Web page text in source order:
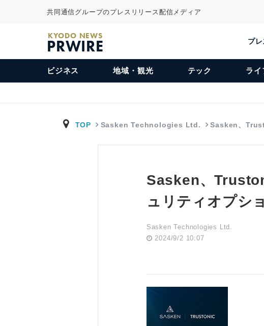
共同通信グループのプレスリリース配信メディア
KYODO NEWS
PRWIRE プ
ビジネス 地域・観光 テック ライ
TOP Sasken Technologies Ltd. Sasken、
Sasken、
ュリティオプシ
Sasken Technologies Ltd.
2024/9/2 10:07